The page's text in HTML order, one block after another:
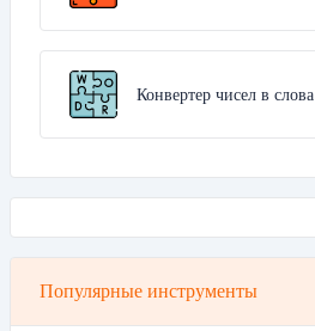
Конвертер чисел в слова
Популярные инструменты